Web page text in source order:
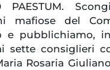
PAESTUM.
mafiose del
e pubblichiamo,
sette consiglieri
Rosaria